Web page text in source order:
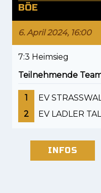
BÖE
6. April 2024, 16:00
7:3 Heimsieg
Teilnehmende
1
EV
2
EV LADLER
INFOS